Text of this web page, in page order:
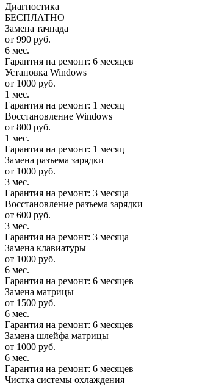
Диагностика
БЕСПЛАТНО
Замена тачпада
от 990 руб.
6 мес.
Гарантия на ремонт: 6 месяцев
Установка Windows
от 1000 руб.
1 мес.
Гарантия на ремонт: 1 месяц
Восстановление Windows
от 800 руб.
1 мес.
Гарантия на ремонт: 1 месяц
Замена разъема зарядки
от 1000 руб.
3 мес.
Гарантия на ремонт: 3 месяца
Восстановление разъема зарядки
от 600 руб.
3 мес.
Гарантия на ремонт: 3 месяца
Замена клавиатуры
от 1000 руб.
6 мес.
Гарантия на ремонт: 6 месяцев
Замена матрицы
от 1500 руб.
6 мес.
Гарантия на ремонт: 6 месяцев
Замена шлейфа матрицы
от 1000 руб.
6 мес.
Гарантия на ремонт: 6 месяцев
Чистка системы охлаждения